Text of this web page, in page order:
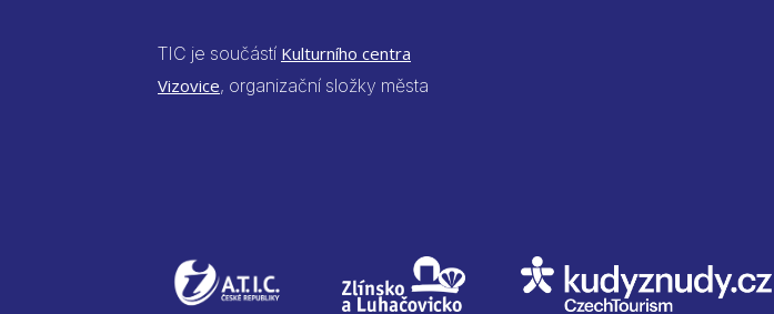
TIC je součástí Kulturního centra
Vizovice, organizační složky města